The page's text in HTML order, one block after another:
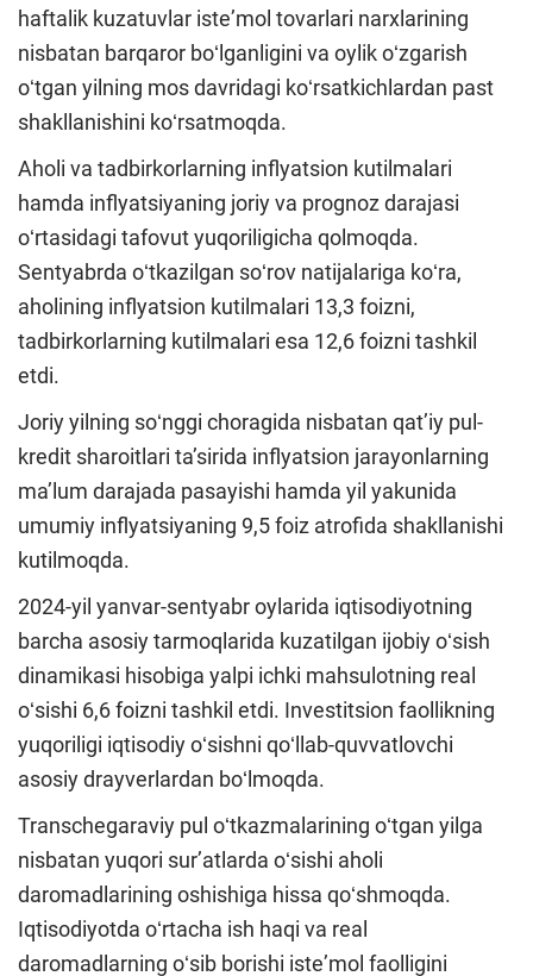
haftalik kuzatuvlar isteʼmol tovarlari narxlarining
nisbatan barqaror boʻlganligini va oylik oʻzgarish
oʻtgan yilning mos davridagi koʻrsatkichlardan past
shakllanishini koʻrsatmoqda.
Aholi va tadbirkorlarning inflyatsion kutilmalari
hamda inflyatsiyaning joriy va prognoz darajasi
oʻrtasidagi tafovut yuqoriligicha qolmoqda.
Sentyabrda oʻtkazilgan soʻrov natijalariga koʻra,
aholining inflyatsion kutilmalari 13,3 foizni,
tadbirkorlarning kutilmalari esa 12,6 foizni tashkil
etdi.
Joriy yilning soʻnggi choragida nisbatan qatʼiy pul-
kredit sharoitlari taʼsirida inflyatsion jarayonlarning
maʼlum darajada pasayishi hamda yil yakunida
umumiy inflyatsiyaning 9,5 foiz atrofida shakllanishi
kutilmoqda.
2024-yil yanvar-sentyabr oylarida iqtisodiyotning
barcha asosiy tarmoqlarida kuzatilgan ijobiy oʻsish
dinamikasi hisobiga yalpi ichki mahsulotning real
oʻsishi 6,6 foizni tashkil etdi. Investitsion faollikning
yuqoriligi iqtisodiy oʻsishni qoʻllab-quvvatlovchi
asosiy drayverlardan boʻlmoqda.
Transchegaraviy pul oʻtkazmalarining oʻtgan yilga
nisbatan yuqori surʼatlarda oʻsishi aholi
daromadlarining oshishiga hissa qoʻshmoqda.
Iqtisodiyotda oʻrtacha ish haqi va real
daromadlarning oʻsib borishi isteʼmol faolligini